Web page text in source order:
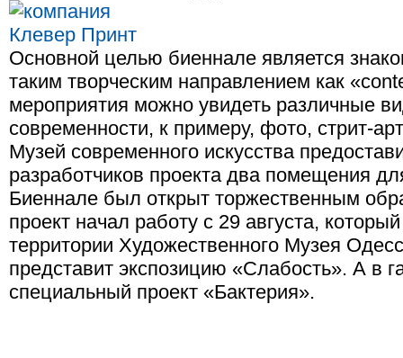
Основной целью биеннале является
таким творческим направлением как
мероприятия можно увидеть различные
современности, к примеру, фото, стрит-
Музей современного искусства
разработчиков проекта два помещения
Биеннале был открыт торжественным
проект начал работу с 29 августа,
территории Художественного Музея
представит экспозицию «Слабость». А в
специальный проект «Бактерия».